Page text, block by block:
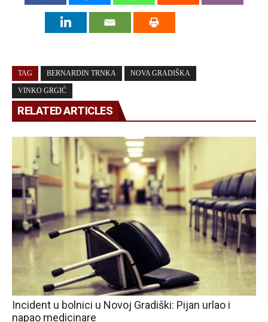
TAG BERNARDIN TRNKA NOVA GRADIŠKA
VINKO GRGIĆ
RELATED ARTICLES
Incident u bolnici u Novoj Gradiški: Pijan urlao i
napao medicinare